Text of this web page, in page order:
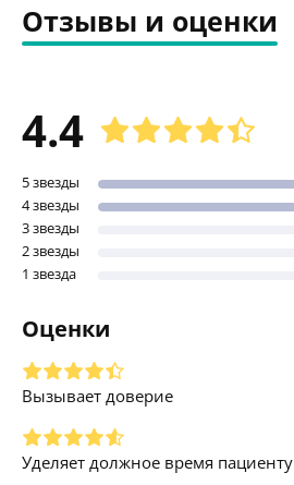
Отзывы и оценки
4.4
5 звезды
4 звезды
3 звезды
2 звезды
1 звезда
Оценки
Вызывает доверие
Уделяет должное время пациенту